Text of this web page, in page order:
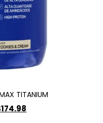
TITANIUM
174.98